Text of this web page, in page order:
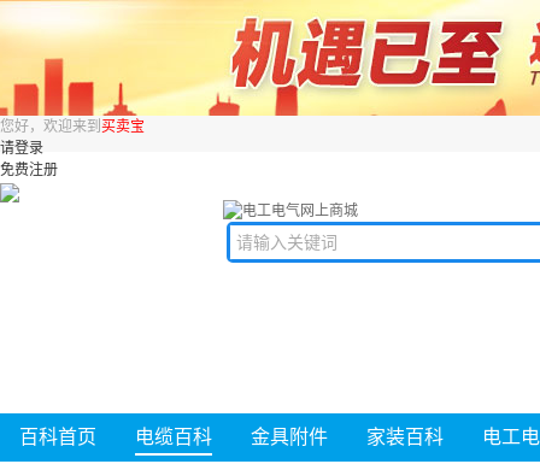
您好，欢迎来到 买卖宝
请登录
免费注册
百科首页 电缆百科 金具附件 家装百科 电工